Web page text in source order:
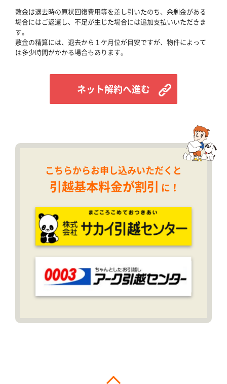
敷金は退去時の原状回復費用等を差し引いたのち、余剰金がある
場合にはご返還し、不足が生じた場合には追加支払いいただきま
す。
敷金の精算には、退去から１ケ月位が目安ですが、物件によって
は多少時間がかかる場合もあります。
ネット解約へ進む
こちらからお申し込みいただくと
引越基本料金が割引 に！